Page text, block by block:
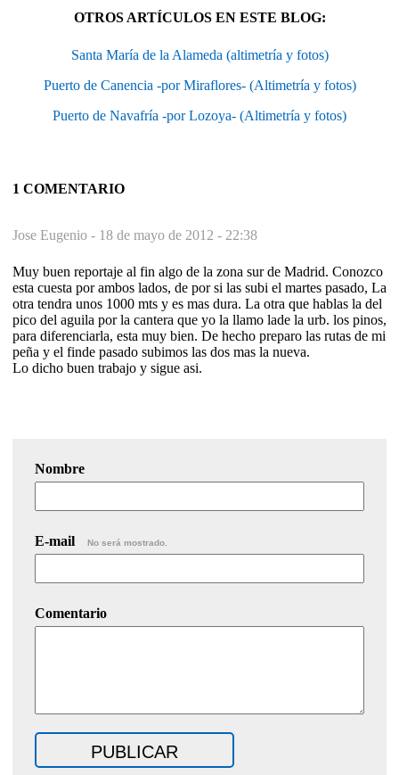
OTROS ARTÍCULOS EN ESTE BLOG:
Santa María de la Alameda (altimetría y fotos)
Puerto de Canencia -por Miraflores- (Altimetría y fotos)
Puerto de Navafría -por Lozoya- (Altimetría y fotos)
1 COMENTARIO
Jose Eugenio - 18 de mayo de 2012 - 22:38
Muy buen reportaje al fin algo de la zona sur de Madrid. Conozco
esta cuesta por ambos lados, de por si las subi el martes pasado, La
otra tendra unos 1000 mts y es mas dura. La otra que hablas la del
pico del aguila por la cantera que yo la llamo lade la urb. los pinos,
para diferenciarla, esta muy bien. De hecho preparo las rutas de mi
peña y el finde pasado subimos las dos mas la nueva.
Lo dicho buen trabajo y sigue asi.
Nombre
E-mail No será mostrado.
Comentario